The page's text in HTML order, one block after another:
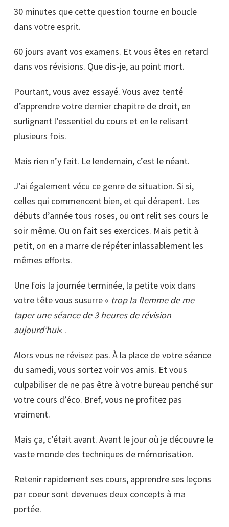
30 minutes que cette question tourne en boucle
dans votre esprit.
60 jours avant vos examens. Et vous êtes en retard
dans vos révisions. Que dis-je, au point mort.
Pourtant, vous avez essayé. Vous avez tenté
d’apprendre votre dernier chapitre de droit, en
surlignant l’essentiel du cours et en le relisant
plusieurs fois.
Mais rien n’y fait. Le lendemain, c’est le néant.
J’ai également vécu ce genre de situation. Si si,
celles qui commencent bien, et qui dérapent. Les
débuts d’année tous roses, ou ont relit ses cours le
soir même. Ou on fait ses exercices. Mais petit à
petit, on en a marre de répéter inlassablement les
mêmes efforts.
Une fois la journée terminée, la petite voix dans
votre tête vous susurre « trop la flemme de me
taper une séance de 3 heures de révision
aujourd’hui« .
Alors vous ne révisez pas. À la place de votre séance
du samedi, vous sortez voir vos amis. Et vous
culpabiliser de ne pas être à votre bureau penché sur
votre cours d’éco. Bref, vous ne profitez pas
vraiment.
Mais ça, c’était avant. Avant le jour où je découvre le
vaste monde des techniques de mémorisation.
Retenir rapidement ses cours, apprendre ses leçons
par coeur sont devenues deux concepts à ma
portée.